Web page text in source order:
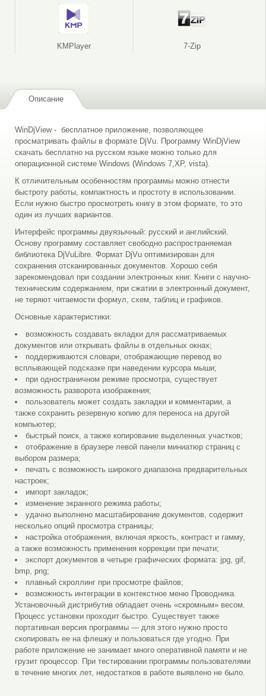
KMPlayer 7-Zip
Описание
WinDjView - бесплатное приложение, позволяющее
просматривать файлы в формате DjVu. Программу WinDjView
скачать бесплатно на русском языке можно только для
операционной системе Windows (Windows 7,XP, vista).
К отличительным особенностям программы можно отнести
быстроту работы, компактность и простоту в использовании.
Если нужно быстро просмотреть книгу в этом формате, то это
один из лучших вариантов.
Интерфейс программы двуязычный: русский и английский.
Основу программу составляет свободно распространяемая
библиотека DjVuLibre. Формат DjVu оптимизирован для
сохранения отсканированных документов. Хорошо себя
зарекомендовал при создании электронных книг. Книги с научно-
техническим содержанием, при сжатии в электронный документ,
не теряют читаемости формул, схем, таблиц и графиков.
Основные характеристики:
возможность создавать вкладки для рассматриваемых
документов или открывать файлы в отдельных окнах;
поддерживаются словари, отображающие перевод во
всплывающей подсказке при наведении курсора мыши;
при одностраничном режиме просмотра, существует
возможность разворота изображения;
пользователь может создать закладки и комментарии, а
также сохранить резервную копию для переноса на другой
компьютер;
быстрый поиск, а также копирование выделенных участков;
отображение в браузере левой панели миниатюр страниц с
выбором размера;
печать с возможность широкого диапазона предварительных
настроек;
импорт закладок;
изменение экранного режима работы;
удачно выполнено масштабирование документов, содержит
несколько опций просмотра страницы;
настройка отображения, включая яркость, контраст и гамму,
а также возможность применения коррекции при печати;
экспорт документов в четыре графических формата: jpg, gif,
bmp, png;
плавный скроллинг при просмотре файлов;
возможность интеграции в контекстное меню Проводника.
Установочный дистрибутив обладает очень «скромным» весом.
Процесс установки проходит быстро. Существует также
портативная версия программы — для этого нужно просто
скопировать ее на флешку и пользоваться где угодно. При
работе приложение не занимает много оперативной памяти и не
грузит процессор. При тестировании программы пользователями
в течение многих лет, недостатков в работе выявлено не было.